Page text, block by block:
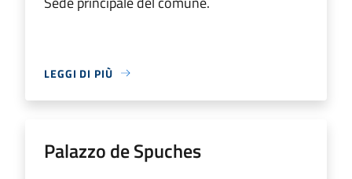
LEGGI DI PIÙ
Palazzo de Spuches